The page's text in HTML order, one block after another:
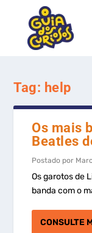
Tag: help
Os mais
Beatles
Postado por
Os garotos de
banda com o
CONSULTE